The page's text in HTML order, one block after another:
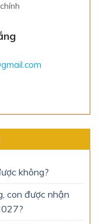
không?
con được nhận